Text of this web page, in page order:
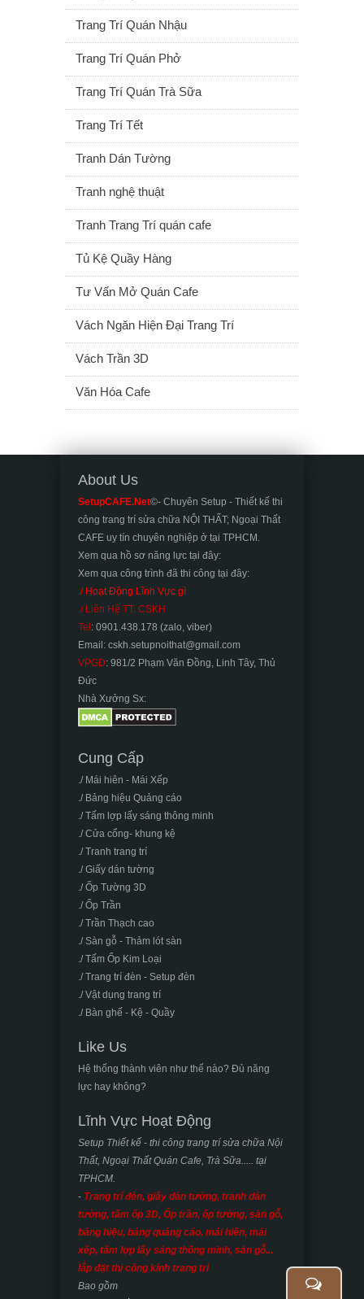
Trang Trí Quán Nhậu
Trang Trí Quán Phở
Trang Trí Quán Trà Sữa
Trang Trí Tết
Tranh Dán Tường
Tranh nghệ thuật
Tranh Trang Trí quán cafe
Tủ Kệ Quầy Hàng
Tư Vấn Mở Quán Cafe
Vách Ngăn Hiện Đại Trang Trí
Vách Trần 3D
Văn Hóa Cafe
About Us
SetupCAFE.Net©- Chuyên Setup - Thiết kế thi
công trang trí sửa chữa NỘI THẤT; Ngoại Thất
CAFE uy tín chuyên nghiệp ở tại TPHCM.
Xem qua hồ sơ năng lực tại đây:
Xem qua công trình đã thi công tại đây:
./ Hoạt Động Lĩnh Vực gì
./ Liên Hệ TT. CSKH
Tel : 0901.438.178 (zalo, viber)
Email: cskh.setupnoithat@gmail.com
VPGD: 981/2 Phạm Văn Đồng, Linh Tây, Thủ
Đức
Nhà Xưởng Sx:
Cung Cấp
./ Mái hiên - Mái Xếp
./ Bảng hiệu Quảng cáo
./ Tấm lợp lấy sáng thông minh
./ Cửa cổng- khung kệ
./ Tranh trang trí
./ Giấy dán tường
./ Ốp Tường 3D
./ Ốp Trần
./ Trần Thạch cao
./ Sàn gỗ - Thảm lót sàn
./ Tấm Ốp Kim Loại
./ Trang trí đèn - Setup đèn
./ Vật dụng trang trí
./ Bàn ghế - Kệ - Quầy
Like Us
Hệ thống thành viên như thế nào? Đủ năng
lực hay không?
Lĩnh Vực Hoạt Động
Setup Thiết kế - thi công trang trí sửa chữa Nội
Thất, Ngoại Thất Quán Cafe, Trà Sữa..... tại
TPHCM.
- Trang trí đèn, giấy dán tường, tranh dán
tường, tấm ốp 3D, Ốp trần, ốp tường, sàn gỗ,
bảng hiệu, bảng quảng cáo, mái hiên, mái
xếp, tấm lợp lấy sáng thông minh, sàn gỗ...
lắp đặt thi công kính trang trí
Bao gồm